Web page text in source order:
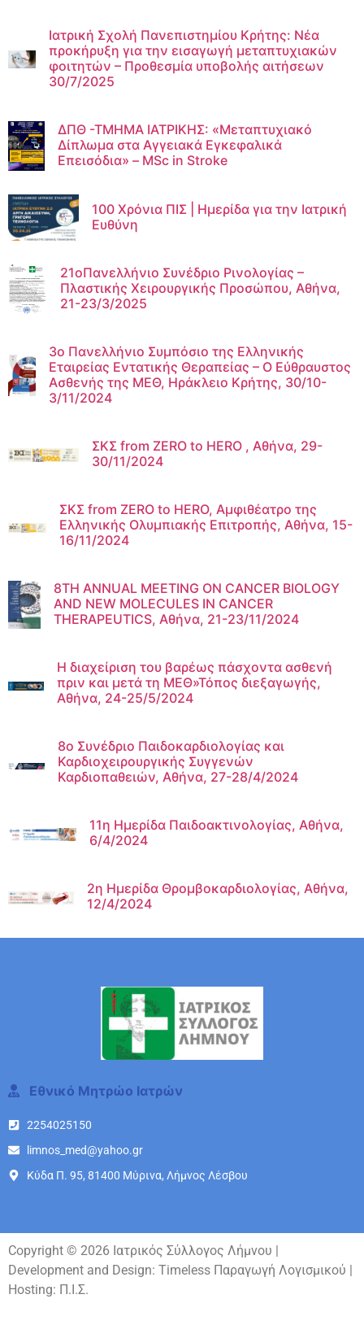
Ιατρική Σχολή Πανεπιστημίου Κρήτης: Νέα
προκήρυξη για την εισαγωγή μεταπτυχιακών
φοιτητών – Προθεσμία υποβολής αιτήσεων
30/7/2025
ΔΠΘ -ΤΜΗΜΑ ΙΑΤΡΙΚΗΣ: «Μεταπτυχιακό
Δίπλωμα στα Αγγειακά Εγκεφαλικά
Επεισόδια» – MSc in Stroke
100 Χρόνια ΠΙΣ | Ημερίδα για την Ιατρική
Ευθύνη
21οΠανελλήνιο Συνέδριο Ρινολογίας –
Πλαστικής Χειρουργικής Προσώπου, Αθήνα,
21-23/3/2025
3ο Πανελλήνιο Συμπόσιο της Ελληνικής
Εταιρείας Εντατικής Θεραπείας – Ο Εύθραυστος
Ασθενής της ΜΕΘ, Ηράκλειο Κρήτης, 30/10-
3/11/2024
ΣΚΣ from ZERO to HERO , Αθήνα, 29-
30/11/2024
ΣΚΣ from ZERO to HERO, Αμφιθέατρο της
Ελληνικής Ολυμπιακής Επιτροπής, Αθήνα, 15-
16/11/2024
8TH ANNUAL MEETING ON CANCER BIOLOGY
AND NEW MOLECULES IN CANCER
THERAPEUTICS, Αθήνα, 21-23/11/2024
Η διαχείριση του βαρέως πάσχοντα ασθενή
πριν και μετά τη ΜΕΘ»Τόπος διεξαγωγής,
Αθήνα, 24-25/5/2024
8ο Συνέδριο Παιδοκαρδιολογίας και
Καρδιοχειρουργικής Συγγενών
Καρδιοπαθειών, Αθήνα, 27-28/4/2024
11η Ημερίδα Παιδοακτινολογίας, Αθήνα,
6/4/2024
2η Ημερίδα Θρομβοκαρδιολογίας, Αθήνα,
12/4/2024
Εθνικό Μητρώο Ιατρών
2254025150
limnos_med@yahoo.gr
Κύδα Π. 95, 81400 Μύρινα, Λήμνος Λέσβου
Copyright © 2026 Ιατρικός Σύλλογος Λήμνου |
Develοpment and Design: Timeless Παραγωγή Λογισμικού |
Hosting: Π.Ι.Σ.